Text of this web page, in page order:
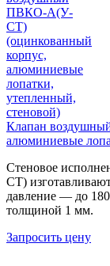
Клапан
алюминиевые
Стеновое
СТ)
давление — до
толщиной 1 мм.
Запросить цену